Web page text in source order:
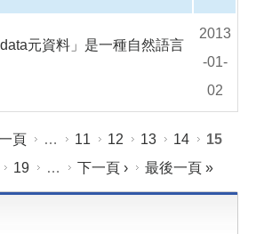
元資料」是一種自然語言
2013
-01-
02
頁 … 11 12 13 14
15
19 … 下一頁 › 最後一頁 »